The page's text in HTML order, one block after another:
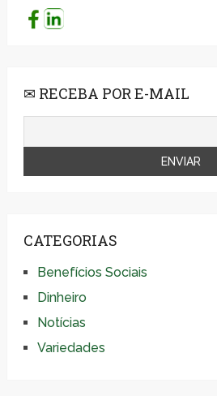
✉ RECEBA POR E-MAIL
CATEGORIAS
Benefícios Sociais
Dinheiro
Notícias
Variedades